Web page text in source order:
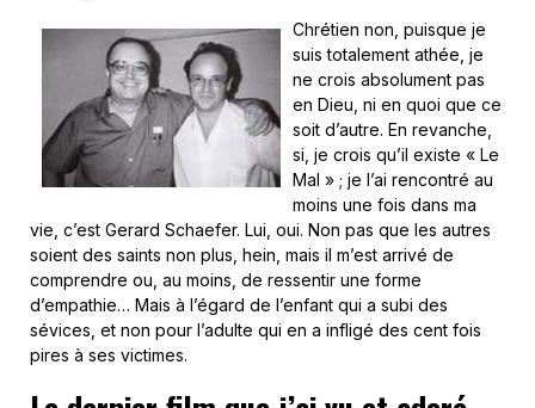
Chrétien non, puisque je
suis totalement athée, je
ne crois absolument pas
en Dieu, ni en quoi que ce
soit d’autre. En revanche,
si, je crois qu’il existe « Le
Mal » ; je l’ai rencontré au
moins une fois dans ma
vie, c’est Gerard Schaefer. Lui, oui. Non pas que les autres
soient des saints non plus, hein, mais il m’est arrivé de
comprendre ou, au moins, de ressentir une forme
d’empathie… Mais à l’égard de l’enfant qui a subi des
sévices, et non pour l’adulte qui en a infligé des cent fois
pires à ses victimes.